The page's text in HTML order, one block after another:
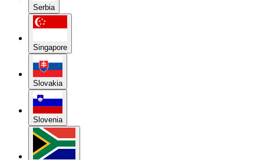
Serbia
Singapore
Slovakia
Slovenia